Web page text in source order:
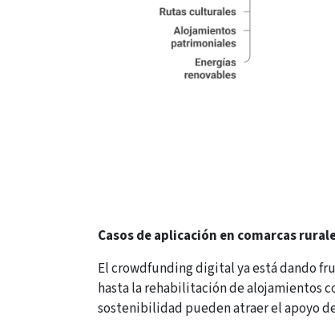
Casos de aplicación en comarcas
El crowdfunding digital ya está dando
hasta la rehabilitación de alojamientos
sostenibilidad pueden atraer el apoyo